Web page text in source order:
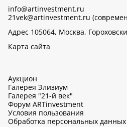
info@artinvestment.ru
21vek@artinvestment.ru
Адрес 105064, Москва,
Карта сайта
Аукцион
Галерея Элизиум
Галерея "21-й век"
Форум ARTinvestment
Условия пользования
Обработка персональных данных